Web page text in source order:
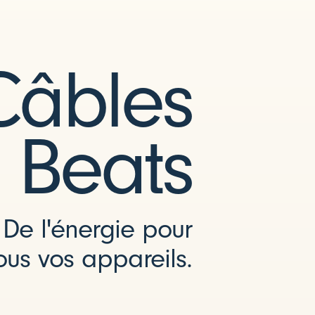
Beats
De l'énergie pour
vos appareils.